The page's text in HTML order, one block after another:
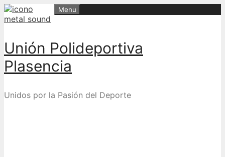
Skip
to
Unión Polideportiva
Plasencia
Unidos por la Pasión del Deporte
Menu